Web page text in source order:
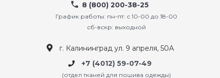
8 (800) 200-38-25
График работы: пн-пт: с 10-00 до 18-00
сб-вскр: выходной
г. Калининград ул. 9 апреля, 50А
+7 (4012) 59-07-49
(отдел тканей для пошива одежды)